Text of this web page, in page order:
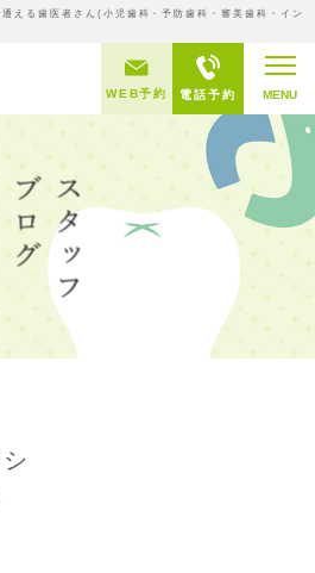
える歯医者さん(小児歯科・予防歯科・審美歯科・イン
MENU
電話予約
WEB予約